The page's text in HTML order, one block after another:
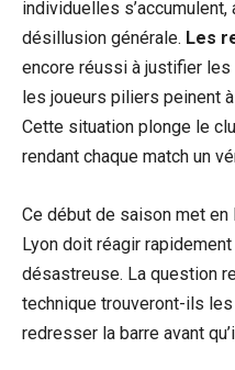
individuelles
désillusion générale. Les
encore réussi à justifier
les joueurs piliers peinent
Cette situation plonge le
rendant chaque match un
Ce début de saison met
Lyon doit réagir
désastreuse. La question
technique trouveront-ils
redresser la barre avant